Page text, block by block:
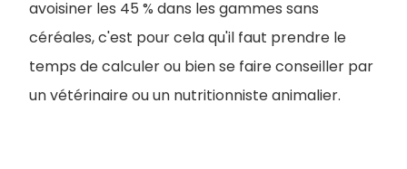
avoisiner les 45 % dans les gammes sans
céréales, c'est pour cela qu'il faut prendre le
temps de calculer ou bien se faire conseiller par
un vétérinaire ou un nutritionniste animalier.